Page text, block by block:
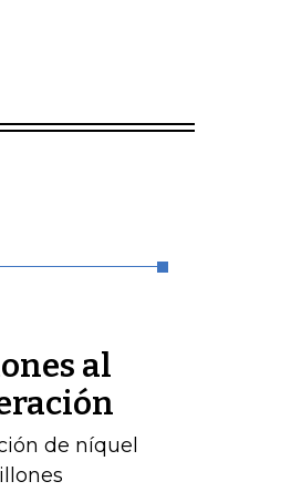
al
de níquel